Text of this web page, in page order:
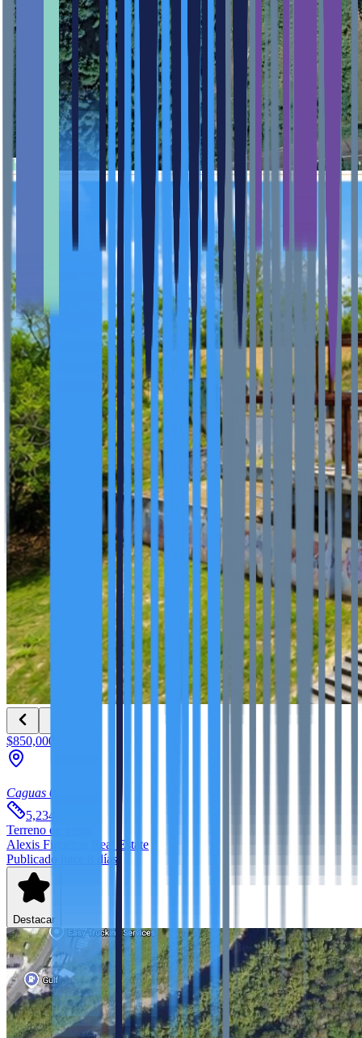
$850,000
Caguas 00725
5,234.993
Terreno en venta
Alexis Figueroa Real Estate
Publicado hace 8 días
Destacar